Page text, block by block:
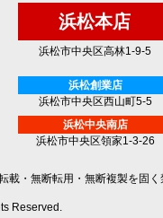
浜松本店
浜松市中央区高林1-9-5
浜松創業店
浜松市中央区西山町5-5
浜松中央南店
浜松市中央区領家1-3-26
載・無断転用・ 無断複製を固く
Reserved.